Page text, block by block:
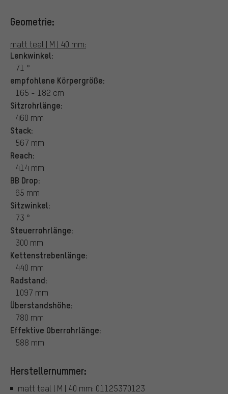
Geometrie:
matt teal | M | 40 mm:
Lenkwinkel:
71 °
empfohlene Körpergröße:
165 - 182 cm
Sitzrohrlänge:
460 mm
Stack:
567 mm
Reach:
414 mm
BB Drop:
65 mm
Sitzwinkel:
73 °
Steuerrohrlänge:
300 mm
Kettenstrebenlänge:
440 mm
Radstand:
1097 mm
Überstandshöhe:
780 mm
Effektive Oberrohrlänge:
588 mm
Herstellernummer:
matt teal | M | 40 mm: 01125370123